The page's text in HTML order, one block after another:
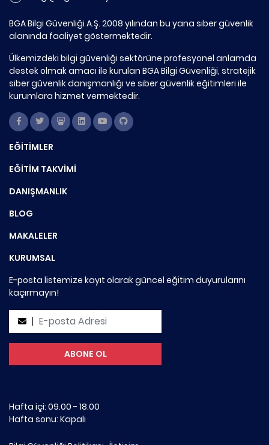
BGA Bilgi Güvenliği A.Ş. 2008 yılından bu yana siber güvenlik
alanında faaliyet göstermektedir.
Ülkemizdeki bilgi güvenliği sektörüne profesyonel anlamda
destek olmak amacı ile kurulan BGA Bilgi Güvenliği, stratejik
siber güvenlik danışmanlığı ve siber güvenlik eğitimleri ile
kurumlara hizmet vermektedir.
EĞİTİMLER
EĞİTİM TAKVİMİ
DANIŞMANLIK
BLOG
MAKALELER
KURUMSAL
E-posta listemize kayıt olarak güncel eğitim duyurularını
kaçırmayın!
Hafta içi: 09.00 - 18.00
Hafta sonu: Kapalı